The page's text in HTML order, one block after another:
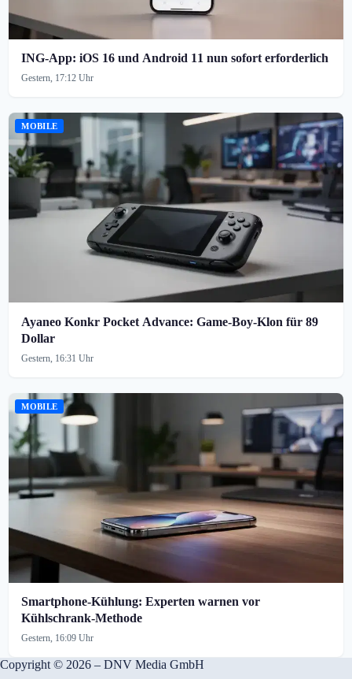
ING-App: iOS 16 und Android 11 nun sofort erforderlich
Gestern, 17:12 Uhr
MOBILE
Ayaneo Konkr Pocket Advance: Game-Boy-Klon für 89
Dollar
Gestern, 16:31 Uhr
MOBILE
Smartphone-Kühlung: Experten warnen vor
Kühlschrank-Methode
Gestern, 16:09 Uhr
Copyright © 2026 – DNV Media GmbH